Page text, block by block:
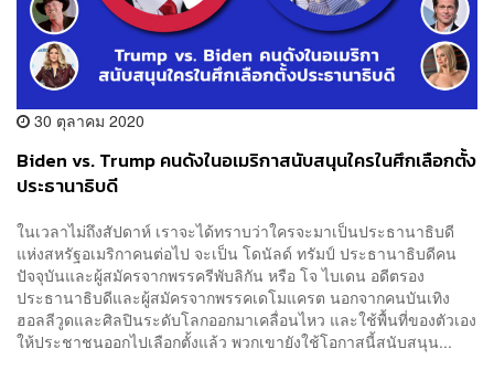
30 ตุลาคม 2020
Biden vs. Trump คนดังในอเมริกาสนับสนุนใครในศึกเลือกตั้ง
ประธานาธิบดี
ในเวลาไม่ถึงสัปดาห์ เราจะได้ทราบว่าใครจะมาเป็นประธานาธิบดี
แห่งสหรัฐอเมริกาคนต่อไป จะเป็น โดนัลด์ ทรัมป์ ประธานาธิบดีคน
ปัจจุบันและผู้สมัครจากพรรครีพับลิกัน หรือ โจ ไบเดน อดีตรอง
ประธานาธิบดีและผู้สมัครจากพรรคเดโมแครต นอกจากคนบันเทิง
ฮอลลีวูดและศิลปินระดับโลกออกมาเคลื่อนไหว และใช้พื้นที่ของตัวเอง
ให้ประชาชนออกไปเลือกตั้งแล้ว พวกเขายังใช้โอกาสนี้สนับสนุน...